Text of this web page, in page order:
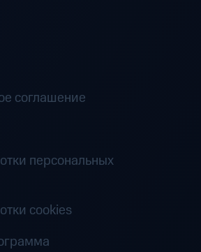
соглашение
персональных
cookies